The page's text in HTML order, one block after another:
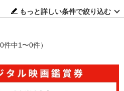
もっと詳しい条件で絞り込む
0件中1〜0件）